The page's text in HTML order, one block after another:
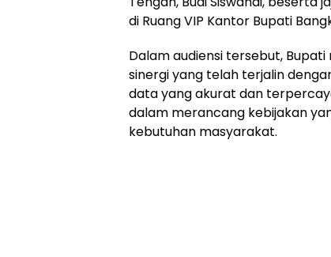
di Ruang VIP Kantor Bupati
‎Dalam audiensi tersebut,
sinergi yang telah terjalin
data yang akurat dan
dalam merancang kebijakan
kebutuhan masyarakat.